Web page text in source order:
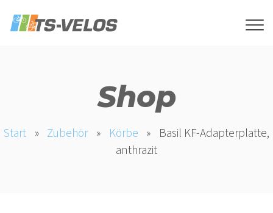
Shop
Start » Zubehör » Körbe »
Basil KF-Adapterplatte,
anthrazit